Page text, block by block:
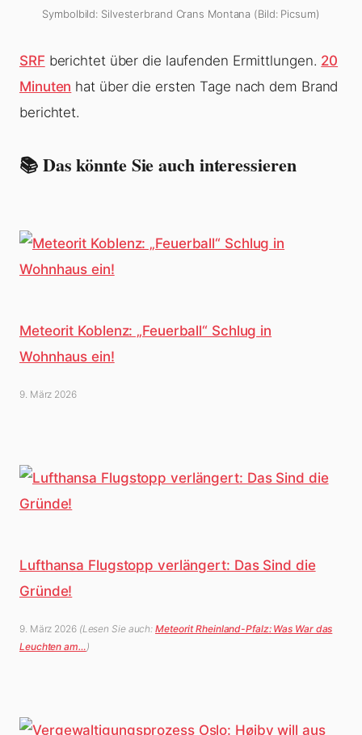
Symbolbild: Silvesterbrand Crans Montana (Bild: Picsum)
SRF berichtet über die laufenden Ermittlungen. 20
Minuten hat über die ersten Tage nach dem Brand
berichtet.
📚 Das könnte Sie auch interessieren
Meteorit Koblenz: „Feuerball“ Schlug in
Wohnhaus ein!
9. März 2026
Lufthansa Flugstopp verlängert: Das Sind die
Gründe!
9. März 2026 (Lesen Sie auch:Meteorit Rheinland-Pfalz: Was War das
Leuchten am…)